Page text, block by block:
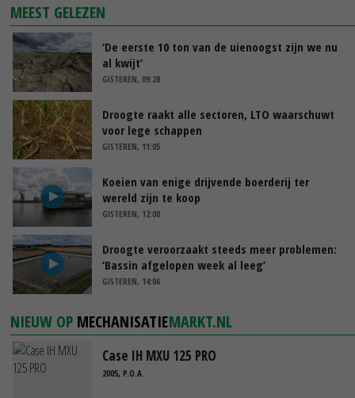
MEEST GELEZEN
‘De eerste 10 ton van de uienoogst zijn we nu
al kwijt’
GISTEREN, 09:28
Droogte raakt alle sectoren, LTO waarschuwt
voor lege schappen
GISTEREN, 11:05
Koeien van enige drijvende boerderij ter
wereld zijn te koop
GISTEREN, 12:00
Droogte veroorzaakt steeds meer problemen:
‘Bassin afgelopen week al leeg’
GISTEREN, 14:06
NIEUW OP MECHANISATIEMARKT.NL
Case IH MXU 125 PRO
2005, P.O.A.